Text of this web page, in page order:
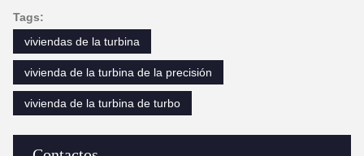
Tags:
viviendas de la turbina
vivienda de la turbina de la precisión
vivienda de la turbina de turbo